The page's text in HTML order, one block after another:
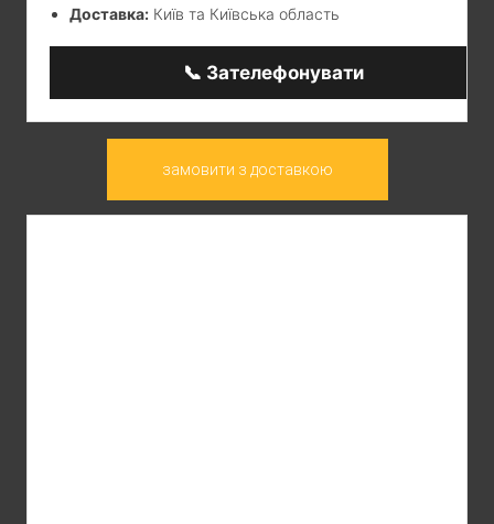
Доставка: Київ та Київська область
📞 Зателефонувати
замовити з доставкою